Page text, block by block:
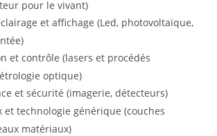
pour le vivant)
et affichage (Led, photovoltaïque,
et contrôle (lasers et procédés
optique)
et sécurité (imagerie, détecteurs)
et technologie générique (couches
matériaux)